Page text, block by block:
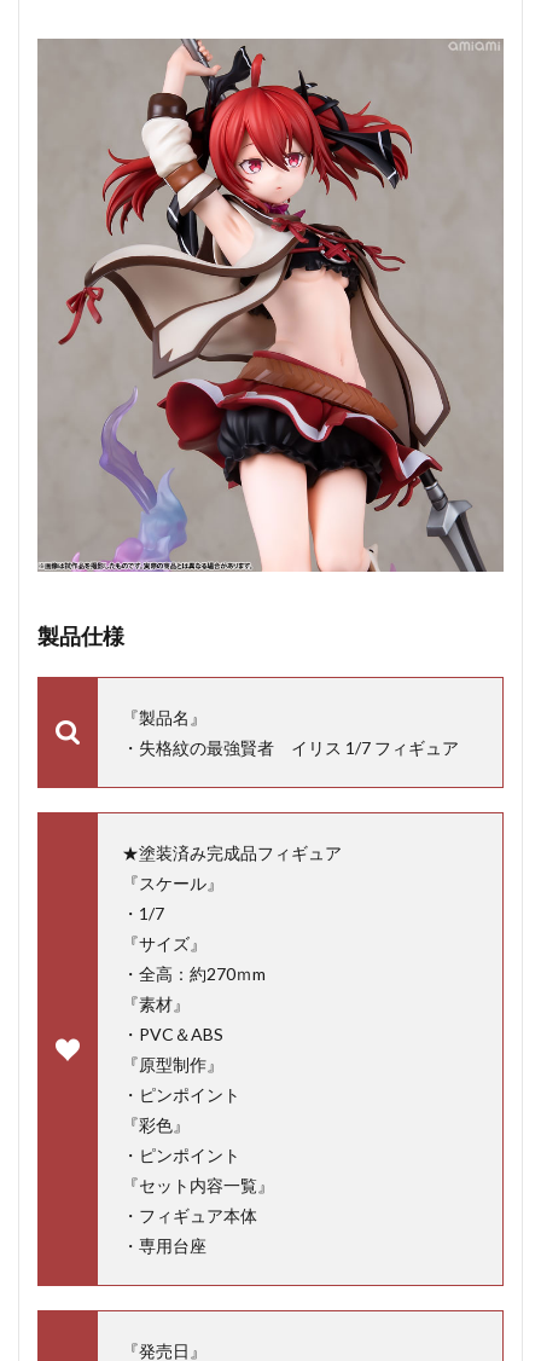
製品仕様
『製品名』
・失格紋の最強賢者 イリス 1/7 フィギュア
★塗装済み完成品フィギュア
『スケール』
・1/7
『サイズ』
・全高：約270ｍm
『素材』
・PVC＆ABS
『原型制作』
・ピンポイント
『彩色』
・ピンポイント
『セット内容一覧』
・フィギュア本体
・専用台座
『発売日』